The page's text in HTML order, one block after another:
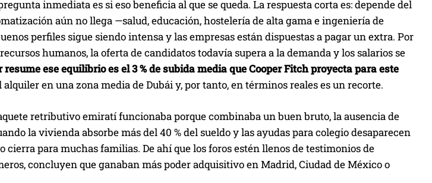
inmediata es si eso beneficia al que se queda. La respuesta corta es: depende del
aún no llega —salud, educación, hostelería de alta gama e ingeniería de
perfiles sigue siendo intensa y las empresas están dispuestas a pagar un extra. Por
humanos, la oferta de candidatos todavía supera a la demanda y los salarios se
resume ese equilibrio es el 3 % de subida media que Cooper Fitch proyecta para este
alquiler en una zona media de Dubái y, por tanto, en términos reales es un recorte.
retributivo emiratí funcionaba porque combinaba un buen bruto, la ausencia de
la vivienda absorbe más del 40 % del sueldo y las ayudas para colegio desaparecen
cierra para muchas familias. De ahí que los foros estén llenos de testimonios de
concluyen que ganaban más poder adquisitivo en Madrid, Ciudad de México o